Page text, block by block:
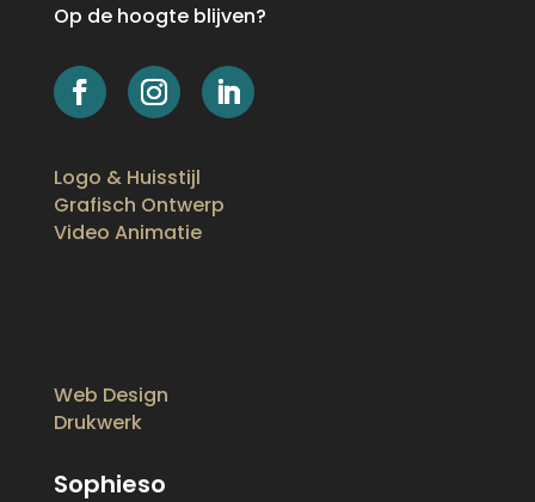
Op de hoogte blijven?
Logo & Huisstijl
Grafisch Ontwerp
Video Animatie
Web Design
Drukwerk
Sophieso